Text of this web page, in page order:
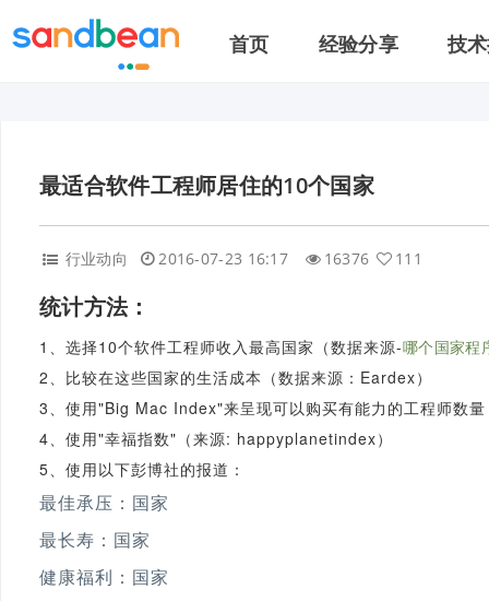
首页 经验分享 技
最适合软件工程师居住的10个国家
行业动向 2016-07-23 16:17 16376 111
统计方法：
1、选择10个软件工程师收入最高国家（数据来源-哪个国家程
2、比较在这些国家的生活成本（数据来源：Eardex）
3、使用"Big Mac Index"来呈现可以购买有能力的工程师数
4、使用"幸福指数"（来源: happyplanetindex）
5、使用以下彭博社的报道：
最佳承压：国家
最长寿：国家
健康福利：国家